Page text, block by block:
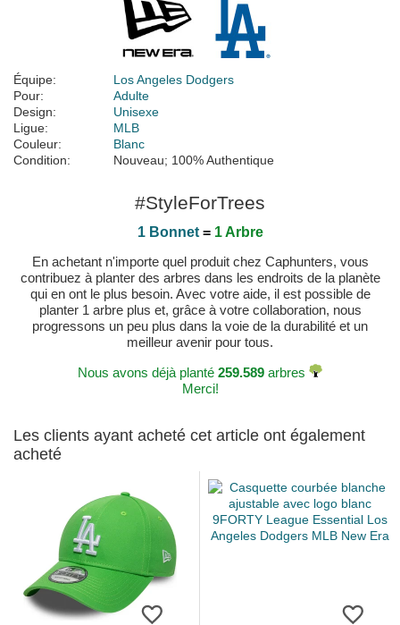
Équipe:
Los Angeles Dodgers
Pour:
Adulte
Design:
Unisexe
Ligue:
MLB
Couleur:
Blanc
Condition:
Nouveau; 100% Authentique
#StyleForTrees
1 Bonnet= 1 Arbre
En achetant n'importe quel produit chez Caphunters, vous
contribuez à planter des arbres dans les endroits de la planète
qui en ont le plus besoin. Avec votre aide, il est possible de
planter 1 arbre plus et, grâce à votre collaboration, nous
progressons un peu plus dans la voie de la durabilité et un
meilleur avenir pour tous.
Nous avons déjà planté 259.589 arbres
Merci!
Les clients ayant acheté cet article ont également
acheté